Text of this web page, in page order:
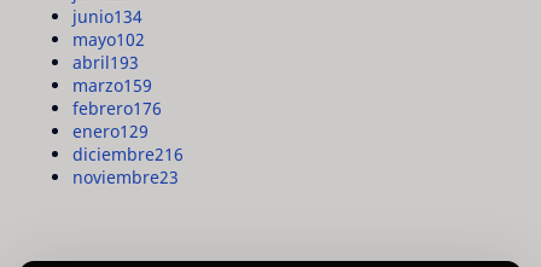
junio134
mayo102
abril193
marzo159
febrero176
enero129
diciembre216
noviembre23